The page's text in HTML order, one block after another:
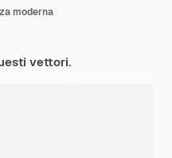
moderna
vettori.